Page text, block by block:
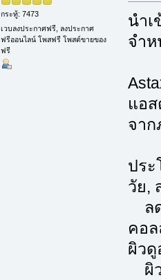
กระทู้: 7473
เวบลงประกาศฟรี, ลงประกาศ
ฟรีออนไลน์ โพสฟรี โพสต์ขายของ
ฟรี
นำเ
จำ
แอ
จาก
ปร
วัย,
ลด
คอล
ผิวดู
ผิว